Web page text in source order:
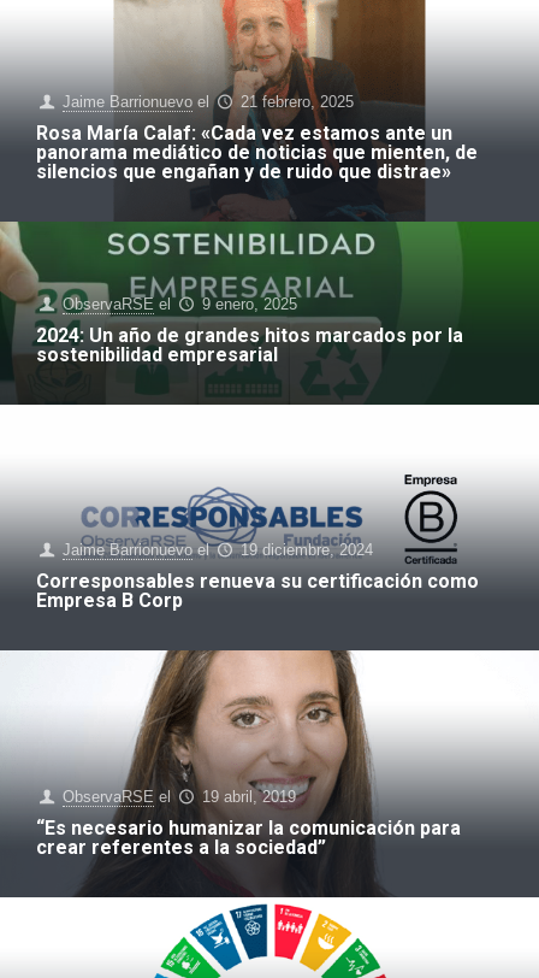
Jaime Barrionuevo el 21 febrero, 2025
Rosa María Calaf: «Cada vez estamos ante un
panorama mediático de noticias que mienten, de
silencios que engañan y de ruido que distrae»
ObservaRSE el 9 enero, 2025
2024: Un año de grandes hitos marcados por la
sostenibilidad empresarial
Jaime Barrionuevo el 19 diciembre, 2024
Corresponsables renueva su certificación como
Empresa B Corp
ObservaRSE el 19 abril, 2019
“Es necesario humanizar la comunicación para
crear referentes a la sociedad”